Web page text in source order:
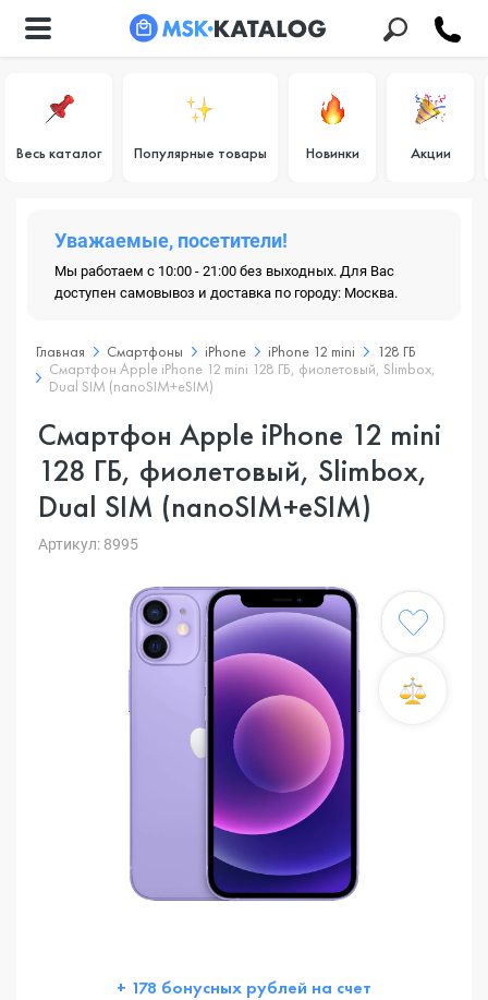
Весь каталог Популярные товары Новинки Акции
Уважаемые, посетители!
Мы работаем с 10:00 - 21:00 без выходных. Для Вас
доступен самовывоз и доставка по городу: Москва.
Главная Смартфоны iPhone iPhone 12 mini
128 ГБ
Смартфон Apple iPhone 12 mini 128 ГБ, фиолетовый, Slimbox,
Dual SIM (nanoSIM+eSIM)
Смартфон Apple iPhone 12 mini
128 ГБ, фиолетовый, Slimbox,
Dual SIM (nanoSIM+eSIM)
Артикул: 8995
+ 178 бонусных рублей на счет